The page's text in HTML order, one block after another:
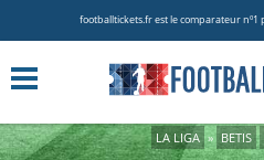
footballtickets.fr est le comparateur nº1
LA LIGA » BETIS